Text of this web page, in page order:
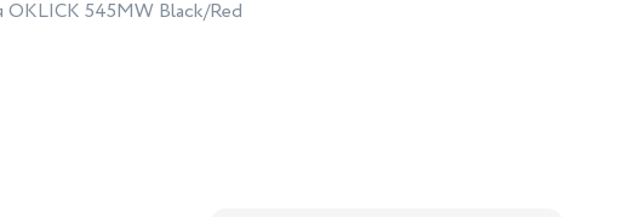
545MW Black/Red